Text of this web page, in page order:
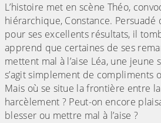
L’histoire met en scène Théo,
hiérarchique, Constance. Persuadé
pour ses excellents résultats, il
apprend que certaines de ses
mettent mal à l’aise Léa, une jeune
s’agit simplement de compliments
Mais où se situe la frontière entre
harcèlement ? Peut-on encore
blesser ou mettre mal à l’aise ?